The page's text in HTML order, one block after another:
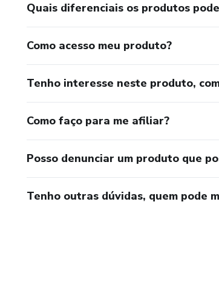
Quais diferenciais os produtos
Como acesso meu produto?
Tenho interesse neste produto,
Como faço para me afiliar?
Posso denunciar um produto que
Tenho outras dúvidas, quem pode